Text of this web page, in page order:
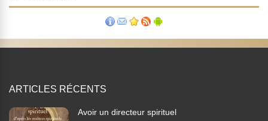
ARTICLES RÉCENTS
Avoir un directeur spirituel